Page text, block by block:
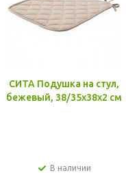
СИТА Подушка на стул,
бежевый, 38/35x38x2 см
В наличии